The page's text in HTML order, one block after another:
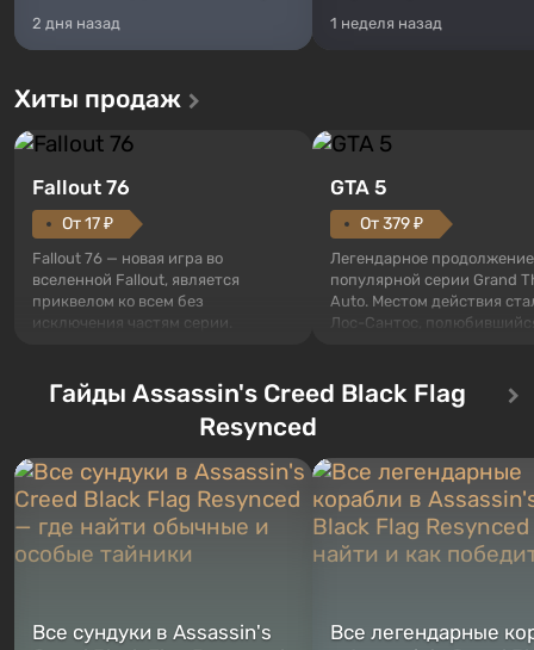
2 дня назад 1 неделя назад
Хиты продаж
Fallout 76
От 17 ₽
Fallout 76 — новая игра во
вселенной Fallout, является
приквелом ко всем без
исключения частям серии.
Оно же, по задумке специалистов
Vault-Tec, должно открыться
первым после того, как на
Место действия Fallout...
GTA 5
От 379 ₽
Легендарное продолжение
популярной серии Grand
Auto. Местом действия
Лос-Сантос,
сразу трех персонажей:
Тревора и Франклина,
Жанр и...
Гайды Assassin's Creed Black Flag
Resynced
Все сундуки в Assassin's
Все легендарные